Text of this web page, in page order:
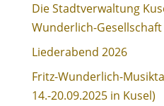
Die Stadtverwaltung
Wunderlich-
Liederabend 2026
Fritz-Wunderlich-
14.-20.09.2025 in Kusel)